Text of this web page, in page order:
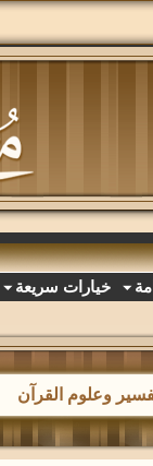
خيارات سريعة
وعلوم القرآن